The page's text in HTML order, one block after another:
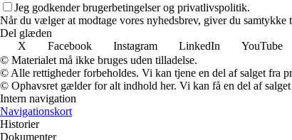
Jeg godkender brugerbetingelser og privatlivspolitik.
Når du vælger at modtage vores nyhedsbrev, giver du
Del glæden
X
Facebook Instagram LinkedIn YouTube
© Materialet må ikke bruges uden tilladelse.
© Alle rettigheder forbeholdes. Vi kan tjene en del af salget fra
© Ophavsret gælder for alt indhold her. Vi kan få en del af
Intern navigation
Navigationskort
Historier
Dokumenter